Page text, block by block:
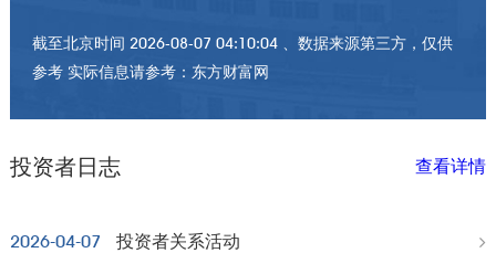
截至北京时间 2026-08-07 04:10:04 、数据来源第三方，仅供
参考 实际信息请参考：东方财富网
投资者日志 查看详情
2026-04-07 投资者关系活动